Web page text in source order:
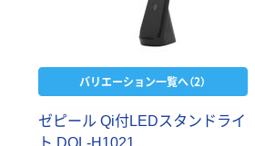
バリエーション一覧へ（2）
ゼピール Qi付LEDスタンドライ
ト DQL-H1021